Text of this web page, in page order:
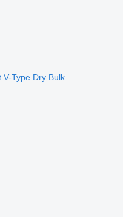
V-Type Dry Bulk